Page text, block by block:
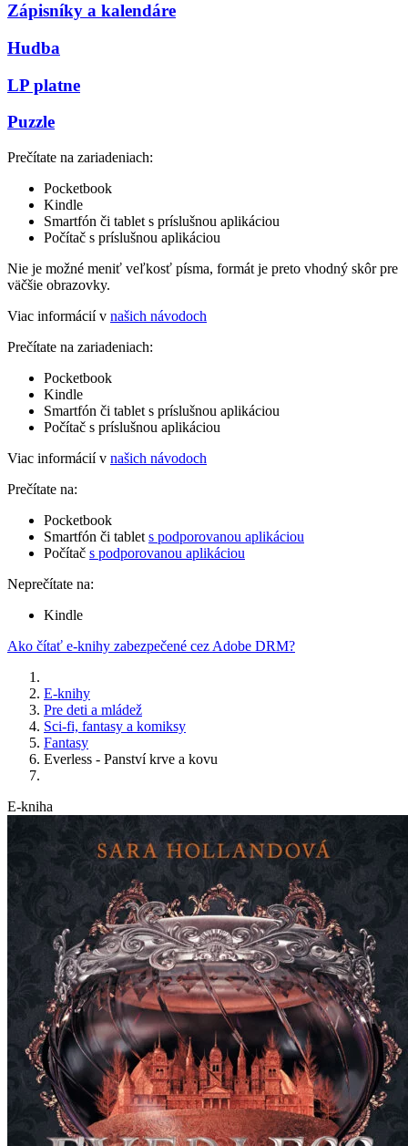
Zápisníky a kalendáre
Hudba
LP platne
Puzzle
Prečítate na zariadeniach:
Pocketbook
Kindle
Smartfón či tablet s príslušnou aplikáciou
Počítač s príslušnou aplikáciou
Nie je možné meniť veľkosť písma, formát je preto vhodný skôr pre
väčšie obrazovky.
Viac informácií v našich návodoch
Prečítate na zariadeniach:
Pocketbook
Kindle
Smartfón či tablet s príslušnou aplikáciou
Počítač s príslušnou aplikáciou
Viac informácií v našich návodoch
Prečítate na:
Pocketbook
Smartfón či tablet s podporovanou aplikáciou
Počítač s podporovanou aplikáciou
Neprečítate na:
Kindle
Ako čítať e-knihy zabezpečené cez Adobe DRM?
E-knihy
Pre deti a mládež
Sci-fi, fantasy a komiksy
Fantasy
Everless - Panství krve a kovu
E-kniha